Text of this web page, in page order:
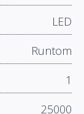
LED
Runtom
1
25000